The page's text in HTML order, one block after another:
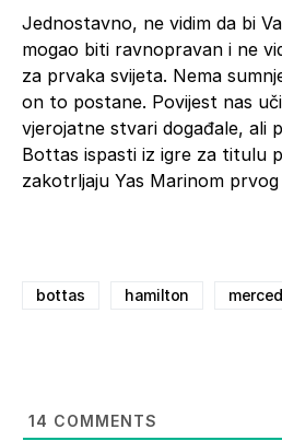
Jednostavno, ne vidim da bi
mogao biti ravnopravan i ne
za prvaka svijeta. Nema
on to postane. Povijest nas
vjerojatne stvari događale, ali
Bottas ispasti iz igre za titulu
zakotrljaju Yas Marinom
bottas hamilton
14 COMMENTS